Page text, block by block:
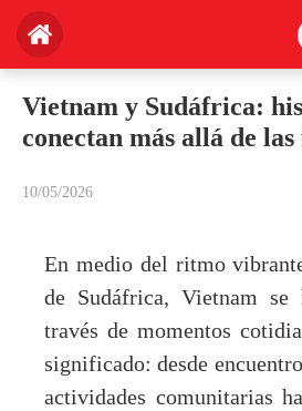
Vietnam y Sudáfrica:
conectan más allá de
10/05/2026
En medio del ritmo
de Sudáfrica, Vietnam se
través de momentos
significado: desde
actividades comunitarias